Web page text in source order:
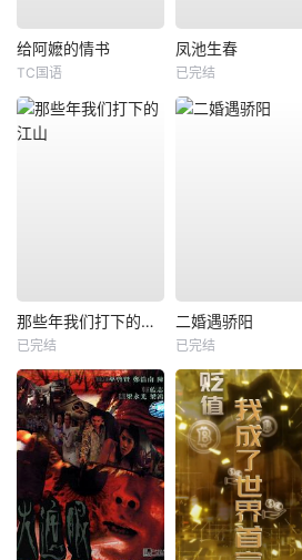
给阿嬷的情书
TC国语
凤池生春
已完结
那些年我们打下的江山
已完结
二婚遇骄阳
已完结